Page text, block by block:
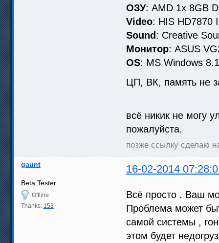
ОЗУ: AMD 1x 8GB
Video: HIS HD7870
Sound: Creative
Монитор: ASUS
OS: MS Windows
ЦП, ВК, память не
всё никик не могу
пожалуйста.
позже ссылку сделаю
gaunt 16-02-2014
Beta Tester
Offline
Thanks: 153
Всё просто . Ваш
Проблема может
самой системы ,
этом будет